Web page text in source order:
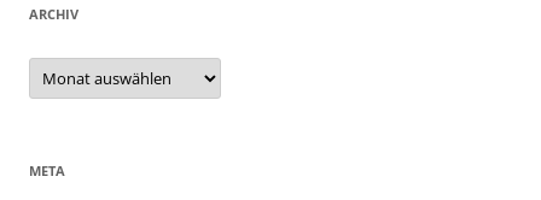
ARCHIV
Archiv
META